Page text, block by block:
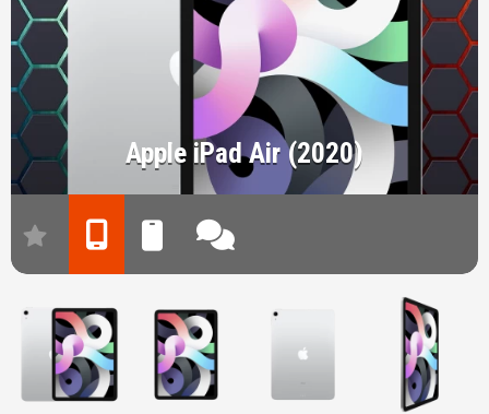
Apple iPad Air (2020)